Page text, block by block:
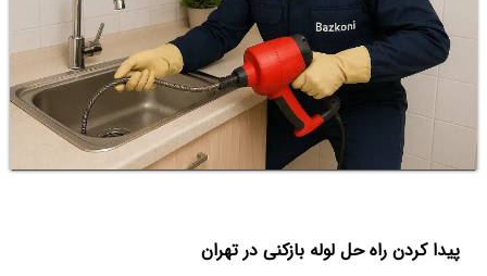
پیدا کردن راه حل لوله بازکنی در تهران